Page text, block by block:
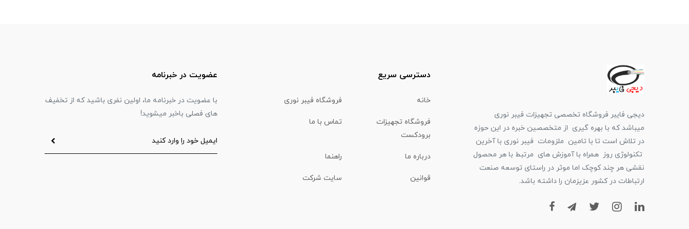
دیجی فایبر فروشگاه تخصصی تجهیزات فیبر نوری
میباشد که با بهره گیری از متخصصین خبره در این حوزه
در تلاش است تا با تامین ملزومات فیبر نوری با آخرین
تکنولوژی روز همراه با آموزش های مرتبط با هر محصول
نقشی هر چند کوچک اما موثر در راستای توسعه صنعت
ارتباطات در کشور عزیزمان را داشته باشد.
دسترسی سریع
خانه فروشگاه فیبر نوری
فروشگاه تجهیزات
برودکست
تماس با ما
درباره ما راهنما
قوانین سایت شرکت
عضویت در خبرنامه
با عضویت در خبرنامه ما، اولین نفری باشید که از تخفیف
های فصلی باخبر میشوید!